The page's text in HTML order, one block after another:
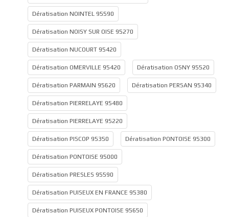
Dératisation NOINTEL 95590
Dératisation NOISY SUR OISE 95270
Dératisation NUCOURT 95420
Dératisation OMERVILLE 95420 Dératisation OSNY 95520
Dératisation PARMAIN 95620 Dératisation PERSAN 95340
Dératisation PIERRELAYE 95480
Dératisation PIERRELAYE 95220
Dératisation PISCOP 95350 Dératisation PONTOISE 95300
Dératisation PONTOISE 95000
Dératisation PRESLES 95590
Dératisation PUISEUX EN FRANCE 95380
Dératisation PUISEUX PONTOISE 95650